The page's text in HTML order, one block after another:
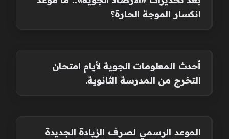
انكسار الموجة الحارة؟
أحدث المعلومات الجوية لأيام امتحان
التخرج من المدرسة الثانوية.
الموعد الرسمي لصرف الزيادة الجديدة